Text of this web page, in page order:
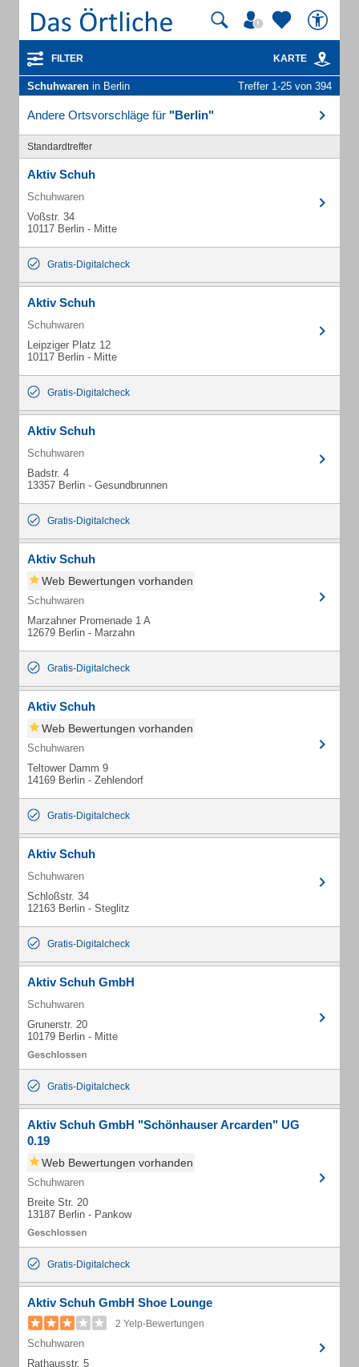
FILTER KARTE
Schuhwaren in Berlin Treffer 1-25 von 394
Andere Ortsvorschläge für "Berlin"
Standardtreffer
Aktiv Schuh
Schuhwaren
Voßstr. 34
10117 Berlin - Mitte
Gratis-Digitalcheck
Aktiv Schuh
Schuhwaren
Leipziger Platz 12
10117 Berlin - Mitte
Gratis-Digitalcheck
Aktiv Schuh
Schuhwaren
Badstr. 4
13357 Berlin - Gesundbrunnen
Gratis-Digitalcheck
Aktiv Schuh
Web Bewertungen vorhanden
Schuhwaren
Marzahner Promenade 1 A
12679 Berlin - Marzahn
Gratis-Digitalcheck
Aktiv Schuh
Web Bewertungen vorhanden
Schuhwaren
Teltower Damm 9
14169 Berlin - Zehlendorf
Gratis-Digitalcheck
Aktiv Schuh
Schuhwaren
Schloßstr. 34
12163 Berlin - Steglitz
Gratis-Digitalcheck
Aktiv Schuh GmbH
Schuhwaren
Grunerstr. 20
10179 Berlin - Mitte
Gratis-Digitalcheck
Aktiv Schuh GmbH "Schönhauser Arcarden" UG
0.19
Web Bewertungen vorhanden
Schuhwaren
Breite Str. 20
13187 Berlin - Pankow
Gratis-Digitalcheck
Aktiv Schuh GmbH Shoe Lounge
2 Yelp-Bewertungen
Schuhwaren
Rathausstr. 5